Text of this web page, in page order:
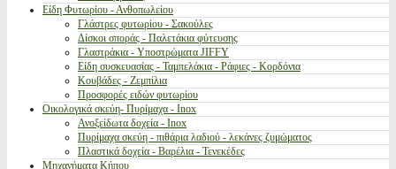
Είδη Φυτωρίου - Ανθοπωλείου
Γλάστρες φυτωρίου - Σακούλες
Δίσκοι σποράς - Παλετάκια φύτευσης
Γλαστράκια - Υποστρώματα JIFFY
Είδη συσκευασίας - Ταμπελάκια - Ράφιες - Κορδόνια
Κουβάδες - Ζεμπίλια
Προσφορές ειδών φυτωρίου
Οικολογικά σκεύη- Πυρίμαχα - Inox
Ανοξείδωτα δοχεία - Inox
Πυρίμαχα σκεύη - πιθάρια λαδιού - λεκάνες ζυμώματος
Πλαστικά δοχεία - Βαρέλια - Τενεκέδες
Μηχανήματα Κήπου